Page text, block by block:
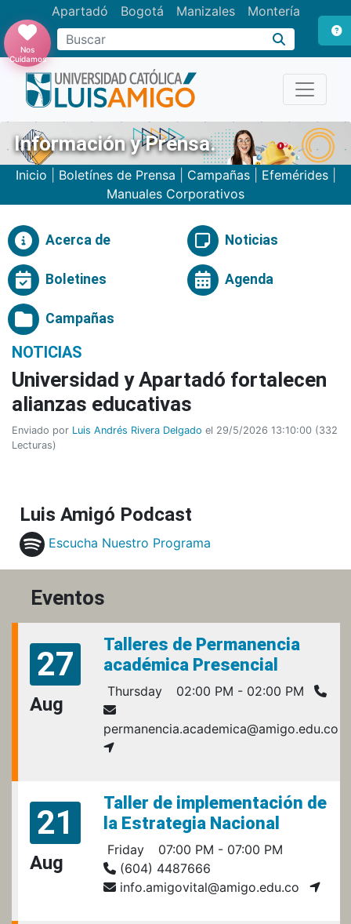
Apartadó Bogotá Manizales Montería
Buscar
Nos
Cuidamos
Información y Prensa.
Inicio Boletínes de Prensa Campañas| Efemérides|
Manuales Corporativos
Acerca de Noticias
Boletines Agenda
Campañas
NOTICIAS
Universidad y Apartadó fortalecen
alianzas educativas
Enviado por Luis Andrés Rivera Delgado el 29/5/2026 13:10:00 (332
Lecturas)
Luis Amigó Podcast
Escucha Nuestro Programa
Eventos
27
Aug
Talleres de Permanencia
académica Presencial
Thursday 02:00 PM - 02:00 PM
permanencia.academica@amigo.edu.co
21
Aug
Taller de implementación de
la Estrategia Nacional
Friday
07:00 PM - 07:00 PM
(604) 4487666
info.amigovital@amigo.edu.co